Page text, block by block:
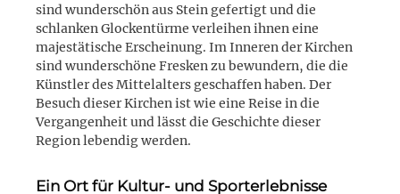
sind wunderschön aus Stein gefertigt und die
schlanken Glockentürme verleihen ihnen eine
majestätische Erscheinung. Im Inneren der Kirchen
sind wunderschöne Fresken zu bewundern, die die
Künstler des Mittelalters geschaffen haben. Der
Besuch dieser Kirchen ist wie eine Reise in die
Vergangenheit und lässt die Geschichte dieser
Region lebendig werden.
Ein Ort für Kultur- und Sporterlebnisse